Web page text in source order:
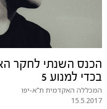
הכנס השנתי לחקר
בכדי למנוע 5
המכללה האקדמית ת"א-יפו
15.5.2017